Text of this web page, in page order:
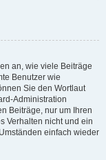
an, wie viele Beiträge
Benutzer wie
Sie den Wortlaut
Administration
Beiträge, nur um Ihren
Verhalten nicht und ein
einfach wieder